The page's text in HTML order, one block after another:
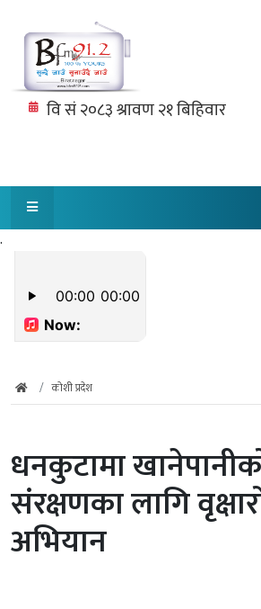
.
कोशी प्रदेश
धनकुटामा
संरक्षणका लागि
अभियान